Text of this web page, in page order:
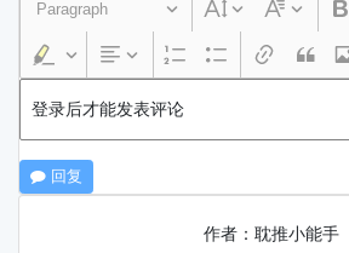
Paragraph
登录后才能发表评论
回复
作者：耽推小能手